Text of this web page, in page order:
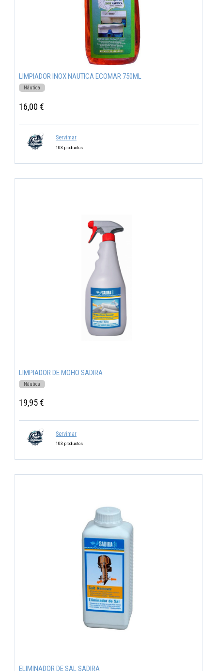
LIMPIADOR INOX NAUTICA ECOMAR 750ML
Náutica
16,00 €
Servimar
103 productos
LIMPIADOR DE MOHO SADIRA
Náutica
19,95 €
Servimar
103 productos
ELIMINADOR DE SAL SADIRA